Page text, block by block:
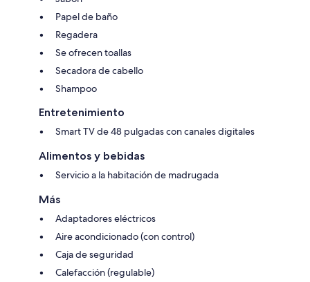
Papel de baño
Regadera
Se ofrecen toallas
Secadora de cabello
Shampoo
Entretenimiento
Smart TV de 48 pulgadas con canales digitales
Alimentos y bebidas
Servicio a la habitación de madrugada
Más
Adaptadores eléctricos
Aire acondicionado (con control)
Caja de seguridad
Calefacción (regulable)